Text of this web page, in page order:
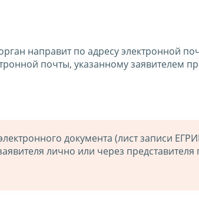
направит по адресу электронной
почты, указанному заявителем
документа (лист записи
лично или через представителя